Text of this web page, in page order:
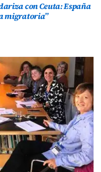
con Ceuta: España
migratoria”